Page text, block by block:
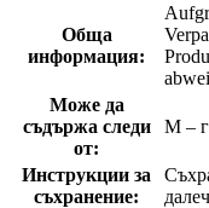
Обща
информация:
Може да
съдържа следи
от:
M –
Инструкции за
съхранение: